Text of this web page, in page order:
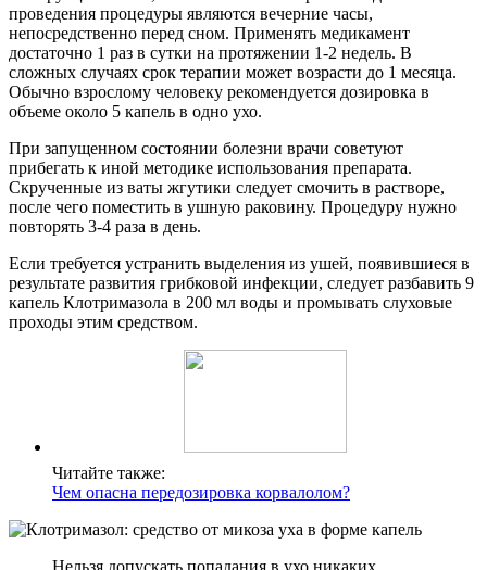
проведения процедуры являются вечерние часы,
непосредственно перед сном. Применять медикамент
достаточно 1 раз в сутки на протяжении 1-2 недель. В
сложных случаях срок терапии может возрасти до 1 месяца.
Обычно взрослому человеку рекомендуется дозировка в
объеме около 5 капель в одно ухо.
При запущенном состоянии болезни врачи советуют
прибегать к иной методике использования препарата.
Скрученные из ваты жгутики следует смочить в растворе,
после чего поместить в ушную раковину. Процедуру нужно
повторять 3-4 раза в день.
Если требуется устранить выделения из ушей, появившиеся в
результате развития грибковой инфекции, следует разбавить 9
капель Клотримазола в 200 мл воды и промывать слуховые
проходы этим средством.
Читайте также:
Чем опасна передозировка корвалолом?
Нельзя допускать попадания в ухо никаких